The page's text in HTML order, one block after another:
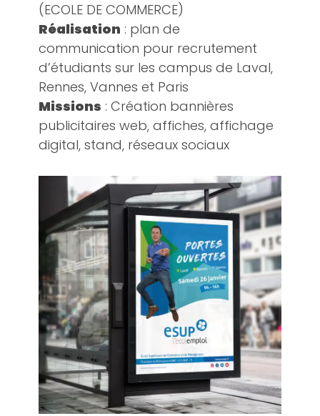
(ECOLE DE COMMERCE)
Réalisation : plan de
communication pour recrutement
d’étudiants sur les campus de Laval,
Rennes, Vannes et Paris
Missions : Création bannières
publicitaires web, affiches, affichage
digital, stand, réseaux sociaux